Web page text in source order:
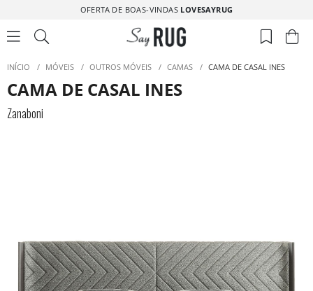
OFERTA DE BOAS-VINDAS LOVESAYRUG
INÍCIO / MÓVEIS / OUTROS MÓVEIS / CAMAS / CAMA DE CASAL INES
CAMA DE CASAL INES
Zanaboni